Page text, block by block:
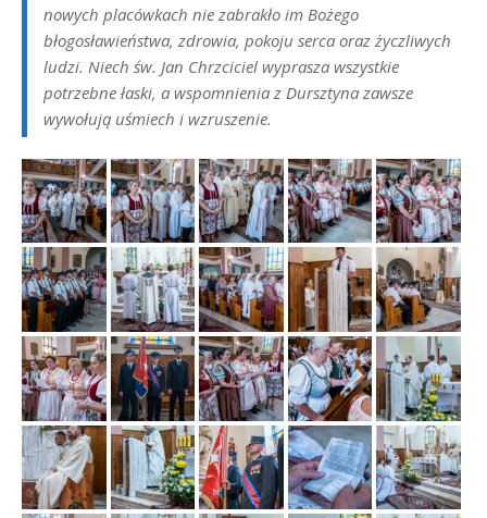
nowych placówkach nie zabrakło im Bożego
błogosławieństwa, zdrowia, pokoju serca oraz życzliwych
ludzi. Niech św. Jan Chrzciciel wyprasza wszystkie
potrzebne łaski, a wspomnienia z Dursztyna zawsze
wywołują uśmiech i wzruszenie.